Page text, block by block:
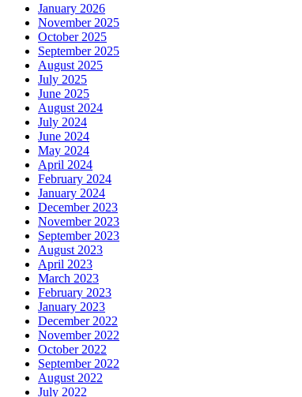
January 2026
November 2025
October 2025
September 2025
August 2025
July 2025
June 2025
August 2024
July 2024
June 2024
May 2024
April 2024
February 2024
January 2024
December 2023
November 2023
September 2023
August 2023
April 2023
March 2023
February 2023
January 2023
December 2022
November 2022
October 2022
September 2022
August 2022
July 2022